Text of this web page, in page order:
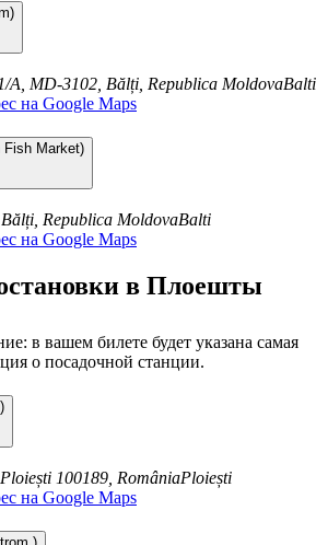
)
A, MD-3102, Bălți, Republica MoldovaBalti
на Google Maps
Fish Market)
Republica MoldovaBalti
на Google Maps
в Плоешты
в вашем билете будет указана самая
о посадочной станции.
)
100189, RomâniaPloiești
на Google Maps